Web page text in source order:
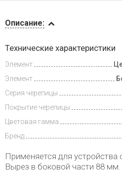
и оплата
Описание:
Технические характеристики
Элемент
Элемент
Серия черепицы
Покрытие черепицы
Цветовая гамма
Бренд
Применяется для
Вырез в боковой части 88 мм.